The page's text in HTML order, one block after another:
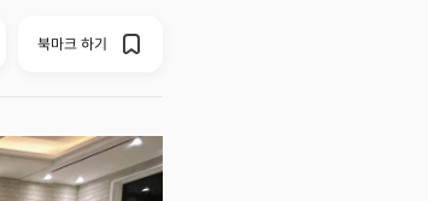
북마크 하기